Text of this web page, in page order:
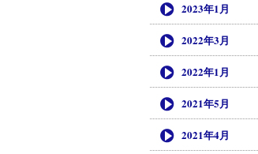
2023年1月
2022年3月
2022年1月
2021年5月
2021年4月